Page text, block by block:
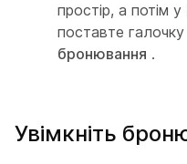
простір, а потім у
поставте галочку
бронювання .
Увімкніть